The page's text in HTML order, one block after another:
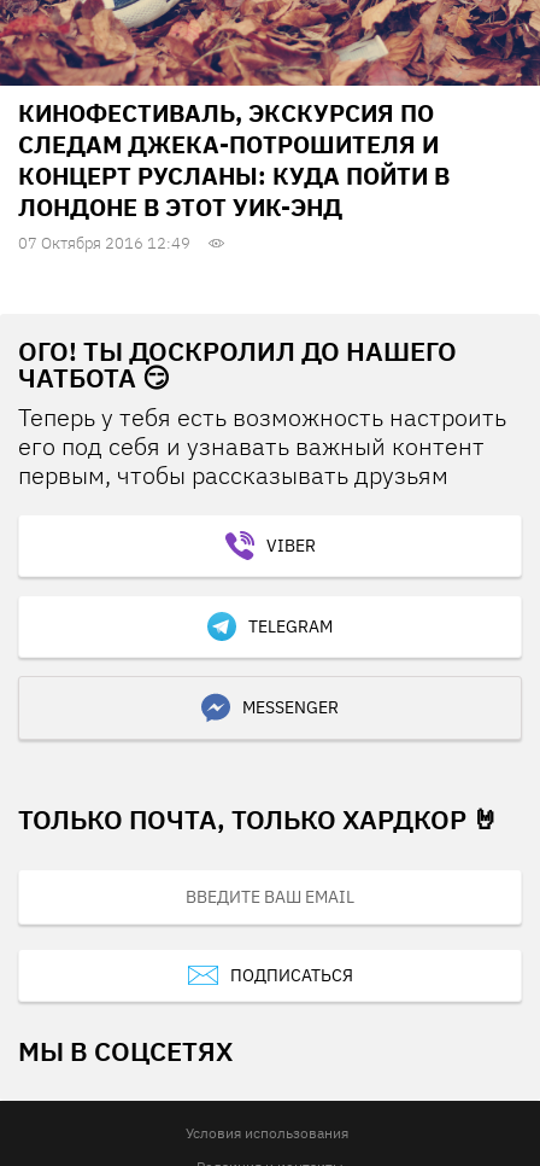
КИНОФЕСТИВАЛЬ, ЭКСКУРСИЯ ПО
СЛЕДАМ ДЖЕКА-ПОТРОШИТЕЛЯ И
КОНЦЕРТ РУСЛАНЫ: КУДА ПОЙТИ В
ЛОНДОНЕ В ЭТОТ УИК-ЭНД
07 Октября 2016 12:49
ОГО! ТЫ ДОСКРОЛИЛ ДО НАШЕГО
ЧАТБОТА 😏
Теперь у тебя есть возможность настроить
его под себя и узнавать важный контент
первым, чтобы рассказывать друзьям
VIBER
TELEGRAM
MESSENGER
ТОЛЬКО ПОЧТА, ТОЛЬКО ХАРДКОР 🤘
ПОДПИСАТЬСЯ
МЫ В СОЦСЕТЯХ
Условия использования